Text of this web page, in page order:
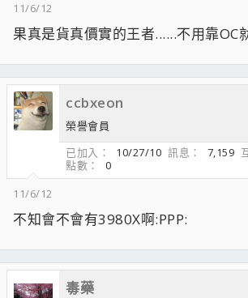
11/6/12
果真是貨真價實的王者......不用靠OC
ccbxeon
榮譽會員
已加入
10/27/10 訊息 7,159
點數
0
11/6/12
不知會不會有3980X啊:PPP:
毒藥